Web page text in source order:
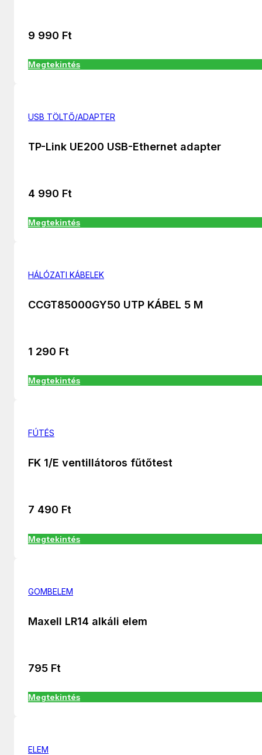
9 990 Ft
Megtekintés
USB TÖLTŐ/ADAPTER
TP-Link UE200 USB-Ethernet adapter
4 990 Ft
Megtekintés
HÁLÓZATI KÁBELEK
CCGT85000GY50 UTP KÁBEL 5 M
1 290 Ft
Megtekintés
FÚTÉS
FK 1/E ventillátoros fűtőtest
7 490 Ft
Megtekintés
GOMBELEM
Maxell LR14 alkáli elem
795 Ft
Megtekintés
ELEM